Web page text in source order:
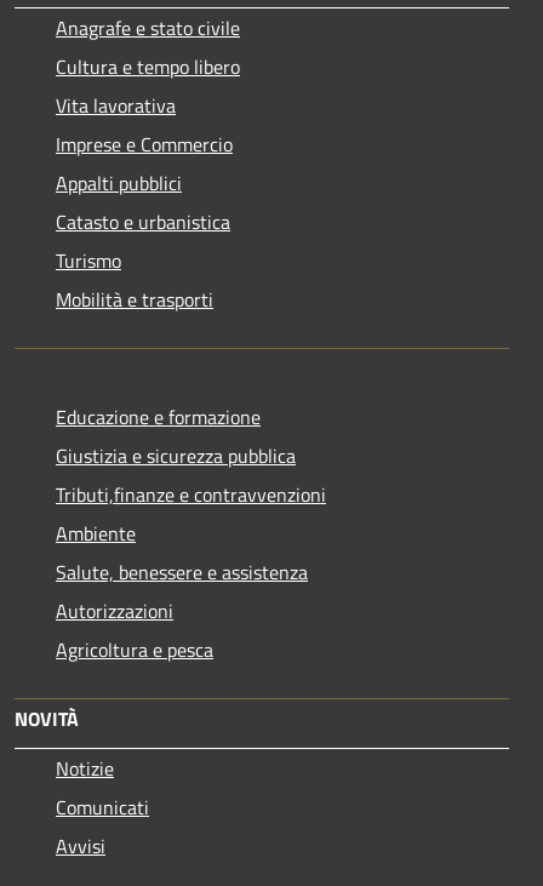
Anagrafe e stato civile
Cultura e tempo libero
Vita lavorativa
Imprese e Commercio
Appalti pubblici
Catasto e urbanistica
Turismo
Mobilità e trasporti
Educazione e formazione
Giustizia e sicurezza pubblica
Tributi,finanze e contravvenzioni
Ambiente
Salute, benessere e assistenza
Autorizzazioni
Agricoltura e pesca
NOVITÀ
Notizie
Comunicati
Avvisi